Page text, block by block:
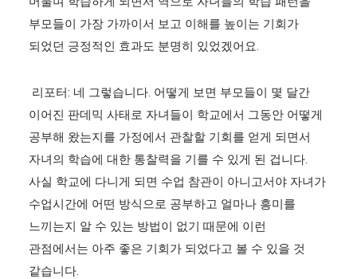
부모들이 가장 가까이서 보고 이해를 높이는 기회가
되었던 긍정적인 효과도 분명히 있었겠어요.
리포터: 네 그렇습니다. 어떻게 보면 부모들이 몇 달간
이어진 판데믹 사태로 자녀들이 학교에서 그동안 어떻게
공부해 왔는지를 가정에서 관찰할 기회를 얻게 되면서
자녀의 학습에 대한 통찰력을 기를 수 있게 된 겁니다.
사실 학교에 다니게 되면 수업 참관이 아니고서야 자녀가
수업시간에 어떤 방식으로 공부하고 얼마나 흥미를
느끼는지 알 수 있는 방법이 없기 때문에 이런
관점에서는 아주 좋은 기회가 되었다고 볼 수 있을 것
같습니다.